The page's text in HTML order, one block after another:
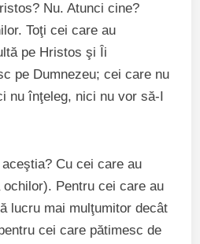
Nu. Atunci cine?
Toţi cei care au
pe Hristos şi Îi
pe Dumnezeu; cei care nu
nu înţeleg, nici nu vor să-I
Cu cei care au
ochilor). Pentru cei care au
lucru mai mulţumitor decât
cei care pătimesc de